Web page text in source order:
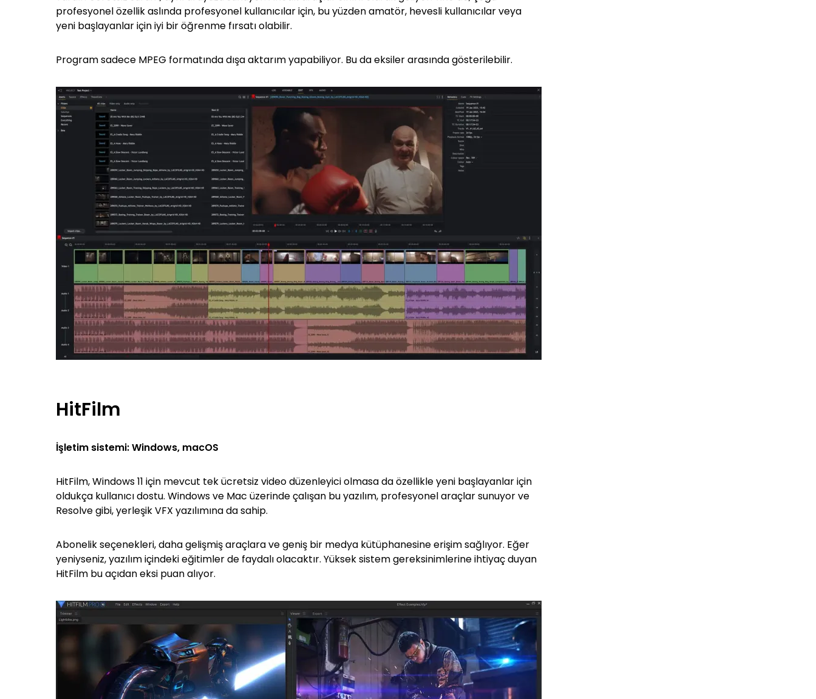
profesyonel özellik aslında profesyonel kullanıcılar için, bu yüzden amatör, hevesli kullanıcılar veya
yeni başlayanlar için iyi bir öğrenme fırsatı olabilir.
Program sadece MPEG formatında dışa aktarım yapabiliyor. Bu da eksiler arasında gösterilebilir.
HitFilm
İşletim sistemi: Windows, macOS
HitFilm, Windows 11 için mevcut tek ücretsiz video düzenleyici olmasa da özellikle yeni başlayanlar için
oldukça kullanıcı dostu. Windows ve Mac üzerinde çalışan bu yazılım, profesyonel araçlar sunuyor ve
Resolve gibi, yerleşik VFX yazılımına da sahip.
Abonelik seçenekleri, daha gelişmiş araçlara ve geniş bir medya kütüphanesine erişim sağlıyor. Eğer
yeniyseniz, yazılım içindeki eğitimler de faydalı olacaktır. Yüksek sistem gereksinimlerine ihtiyaç duyan
HitFilm bu açıdan eksi puan alıyor.